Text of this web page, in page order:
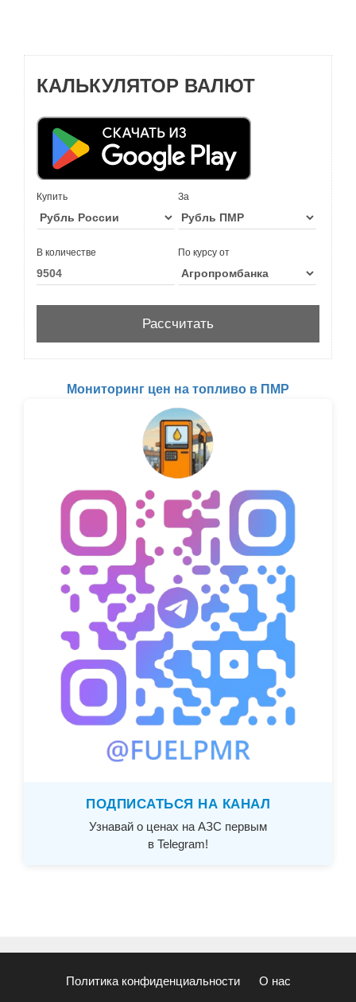
КАЛЬКУЛЯТОР ВАЛЮТ
Купить За
В количестве По курсу от
Мониторинг цен на топливо в ПМР
ПОДПИСАТЬСЯ НА КАНАЛ
Узнавай о ценах на АЗС первым
в Telegram!
Политика конфиденциальности О нас